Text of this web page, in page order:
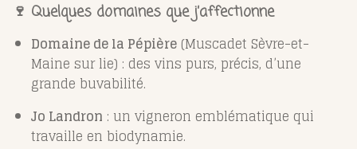
🍷 Quelques domaines que j’affectionne
Domaine de la Pépière (Muscadet Sèvre-et-
Maine sur lie) : des vins purs, précis, d’une
grande buvabilité.
Jo Landron : un vigneron emblématique qui
travaille en biodynamie.